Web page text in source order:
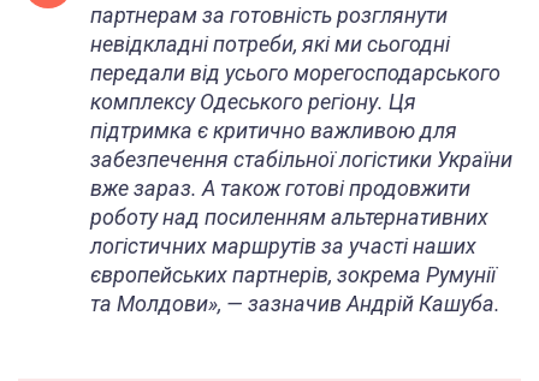
партнерам за готовність розглянути
невідкладні потреби, які ми сьогодні
передали від усього морегосподарського
комплексу Одеського регіону. Ця
підтримка є критично важливою для
забезпечення стабільної логістики України
вже зараз. А також готові продовжити
роботу над посиленням альтернативних
логістичних маршрутів за участі наших
європейських партнерів, зокрема Румунії
та Молдови», — зазначив Андрій Кашуба.